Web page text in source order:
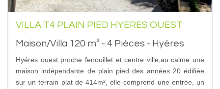
VILLA T4 PLAIN PIED HYERES OUEST
Maison/Villa 120 m² - 4 Pièces - Hyères
Hyéres ouest proche fenouillet et centre ville,au calme une
maison indépendante de plain pied des années 20 édifiée
sur un terrain plat de 414m², elle comprend une entrée, un